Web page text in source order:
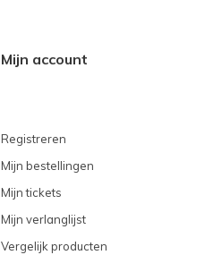
Mijn account
Registreren
Mijn bestellingen
Mijn tickets
Mijn verlanglijst
Vergelijk producten